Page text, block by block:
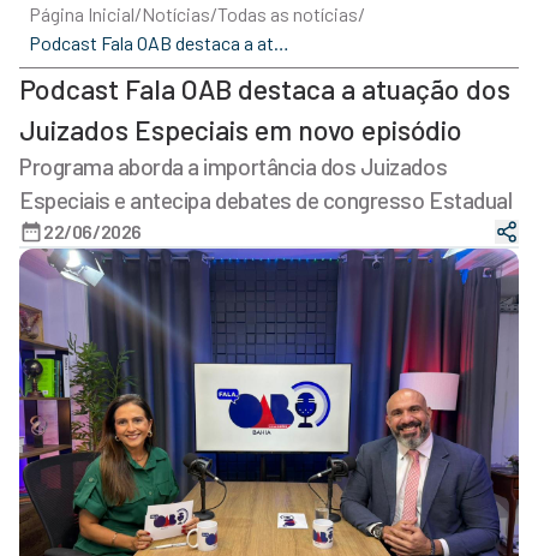
Página Inicial/Notícias/Todas as notícias/
Podcast Fala OAB destaca a atuação dos
Juizados Especiais em novo episódio
Programa aborda a importância dos Juizados
Especiais e antecipa debates de congresso Estadual
22/06/2026